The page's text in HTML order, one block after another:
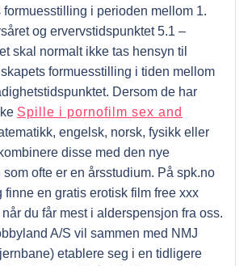
i perioden mellom 1.
og ervervstidspunktet 5.1 –
skal normalt ikke tas hensyn til
formuesstilling i tiden mellom
Dersom de har
Spille i pornofilm sex and
engelsk, norsk, fysikk eller
disse med den nye
ofte er en årsstudium. På spk.no
finne en gratis erotisk film free xxx
du får mest i alderspensjon fra oss.
A/S vil sammen med NMJ
etablere seg i en tidligere